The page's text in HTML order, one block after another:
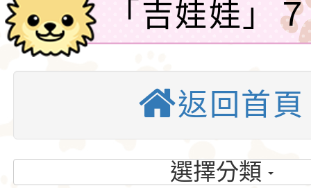
警惕，動作迅速，以
格和嬌小的體型廣受
愛。吉娃娃犬犬不
小型玩具犬，同時也
犬的狩獵與防範本
1890年，墨西哥總
娃娃藏在花束裡，送
后阿德麗娜‧芭蒂
Patti），後者對外
娃娃成為家喻戶曉
吉娃娃專賣店 : 大楊
犬舍 。
吉娃娃犬舍推薦 :
娃犬舍
4月30日出生的小朋
吉娃娃有堅韌的意
「吉娃娃」
質！性格反
罈子，個性
是因為這原
返回首頁
選擇分類